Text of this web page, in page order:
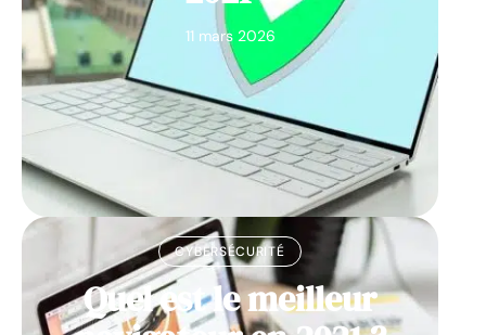
11 mars 2026
CYBERSÉCURITÉ
Quel est le meilleur